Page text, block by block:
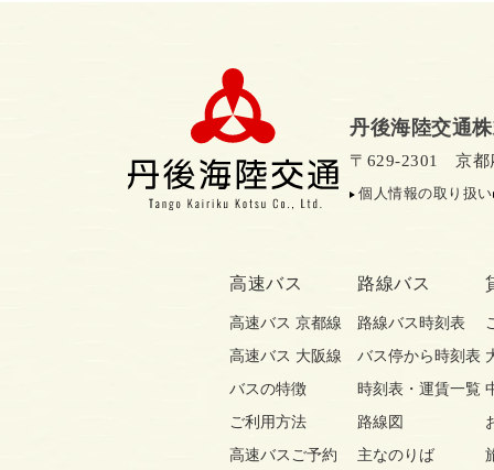
丹後海陸交通
〒629-2301 京
個人情報の取り扱い
高速バス
高速バス 京都線
高速バス 大阪線
バスの特徴
ご利用方法
高速バスご予約
路線バス
路線バス時刻表
バス停から時刻表
時刻表・運賃一覧
路線図
主なのりば